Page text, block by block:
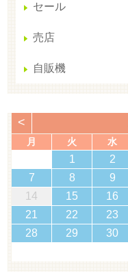
セール
売店
自販機
<
月 火 水
1 2
7
8 9
14
15 16
21
22 23
28
29 30